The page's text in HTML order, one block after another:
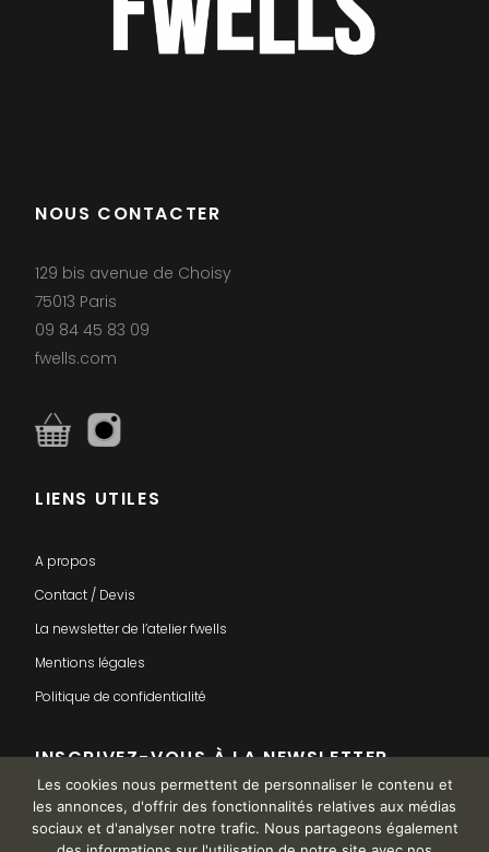
NOUS CONTACTER
129 bis avenue de Choisy
75013 Paris
09 84 45 83 09
fwells.com
LIENS UTILES
A propos
Contact / Devis
La newsletter de l’atelier fwells
Mentions légales
Politique de confidentialité
INSCRIVEZ-VOUS À LA NEWSLETTER
Les cookies nous permettent de personnaliser le contenu et
les annonces, d'offrir des fonctionnalités relatives aux médias
sociaux et d'analyser notre trafic. Nous partageons également